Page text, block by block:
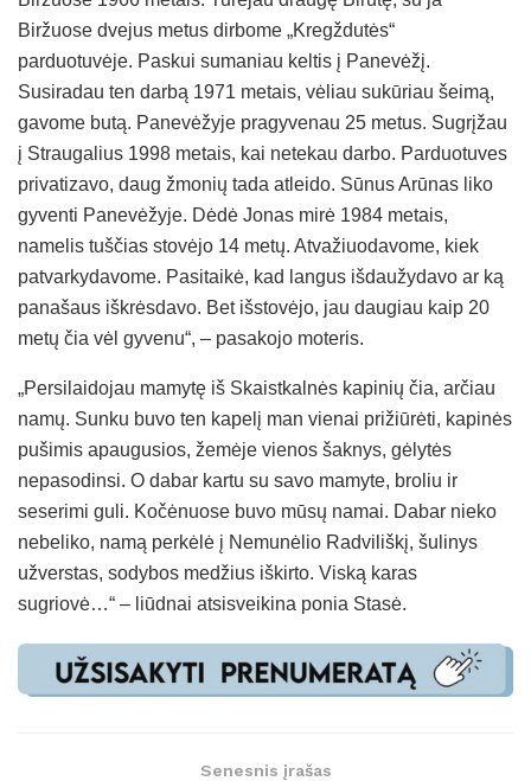
Biržuose dvejus metus dirbome „Kregždutės“
parduotuvėje. Paskui sumaniau keltis į Panevėžį.
Susiradau ten darbą 1971 metais, vėliau sukūriau šeimą,
gavome butą. Panevėžyje pragyvenau 25 metus. Sugrįžau
į Straugalius 1998 metais, kai netekau darbo. Parduotuves
privatizavo, daug žmonių tada atleido. Sūnus Arūnas liko
gyventi Panevėžyje. Dėdė Jonas mirė 1984 metais,
namelis tuščias stovėjo 14 metų. Atvažiuodavome, kiek
patvarkydavome. Pasitaikė, kad langus išdaužydavo ar ką
panašaus iškrėsdavo. Bet išstovėjo, jau daugiau kaip 20
metų čia vėl gyvenu“, – pasakojo moteris.
„Persilaidojau mamytę iš Skaistkalnės kapinių čia, arčiau
namų. Sunku buvo ten kapelį man vienai prižiūrėti, kapinės
pušimis apaugusios, žemėje vienos šaknys, gėlytės
nepasodinsi. O dabar kartu su savo mamyte, broliu ir
seserimi guli. Kočėnuose buvo mūsų namai. Dabar nieko
nebeliko, namą perkėlė į Nemunėlio Radviliškį, šulinys
užverstas, sodybos medžius iškirto. Viską karas
sugriovė…“ – liūdnai atsisveikina ponia Stasė.
Senesnis įrašas